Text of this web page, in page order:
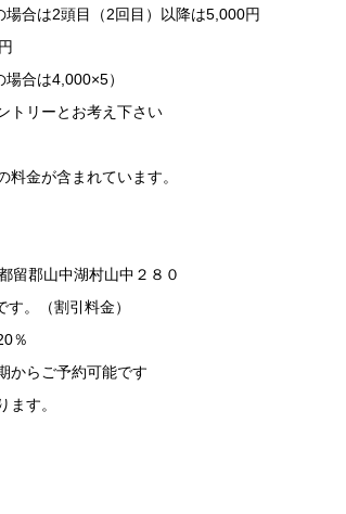
合は2頭目（2回目）以降は5,000円
合は4,000×5）
トリーとお考え下さい
金が含まれています。
留郡山中湖村山中２８０
。（割引料金）
％
からご予約可能です
す。